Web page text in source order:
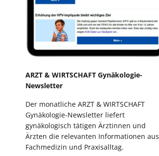
ARZT & WIRTSCHAFT Gynäkologie-
Newsletter
Der monatliche ARZT & WIRTSCHAFT
Gynäkologie-Newsletter liefert
gynäkologisch tätigen Ärztinnen und
Ärzten die relevanten Informationen aus
Fachmedizin und Praxisalltag.